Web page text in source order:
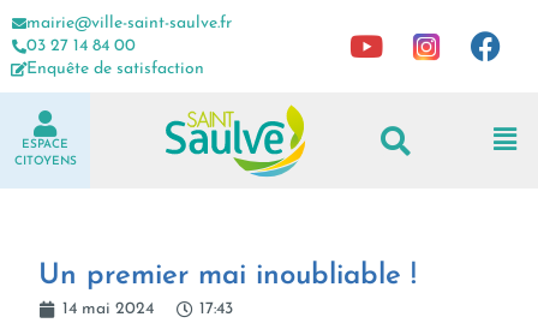
mairie@ville-saint-saulve.fr
03 27 14 84 00
Enquête de satisfaction
ESPACE
CITOYENS
Un premier mai inoubliable !
14 mai 2024 17:43